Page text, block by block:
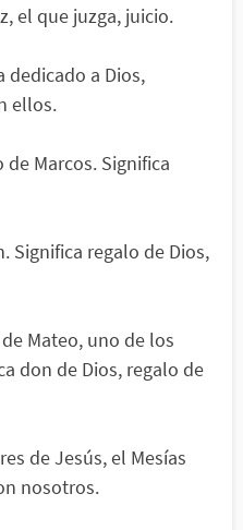
el que juzga, juicio.
dedicado a Dios,
ellos.
Marcos. Significa
Significa regalo de Dios,
Mateo, uno de los
don de Dios, regalo de
de Jesús, el Mesías
nosotros.